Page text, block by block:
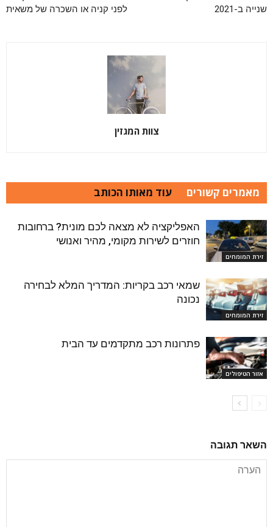
שנייה ב-2021
לפני קניה או השכרה של משאית
צוות המגזין
מאמרים קשורים עוד מאותו הכותב
זירת המומחים
האפליקציה לא מצאה לכם מונית? ברחובות
חוזרים לשירות מקומי, מהיר ואנושי
זירת המומחים
שמאי רכב בקריות: המדריך המלא לבחירה
נכונה
אזור הטיפולים
פתרונות רכב מתקדמים עד הבית
השאר תגובה